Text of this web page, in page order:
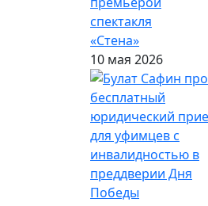
спектакля
«Стена»
10 мая 2026